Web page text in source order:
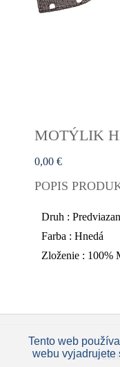
MOTÝLIK
0,00 €
POPIS
Druh :
Farba : Hnedá
Zloženie : 100%
©
Tento web
webu vyjadrujete